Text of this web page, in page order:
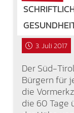
3. Juli 2017
Der Süd-
Bürgern für
die
die 60 Tage